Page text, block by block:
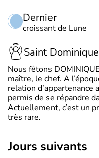
Dernier
croissant de Lune
Saint Dominique
Nous fêtons
maître, le chef. A
relation d’appartenance
permis de se répandre
Actuellement, c’est un
très rare.
jours suivants